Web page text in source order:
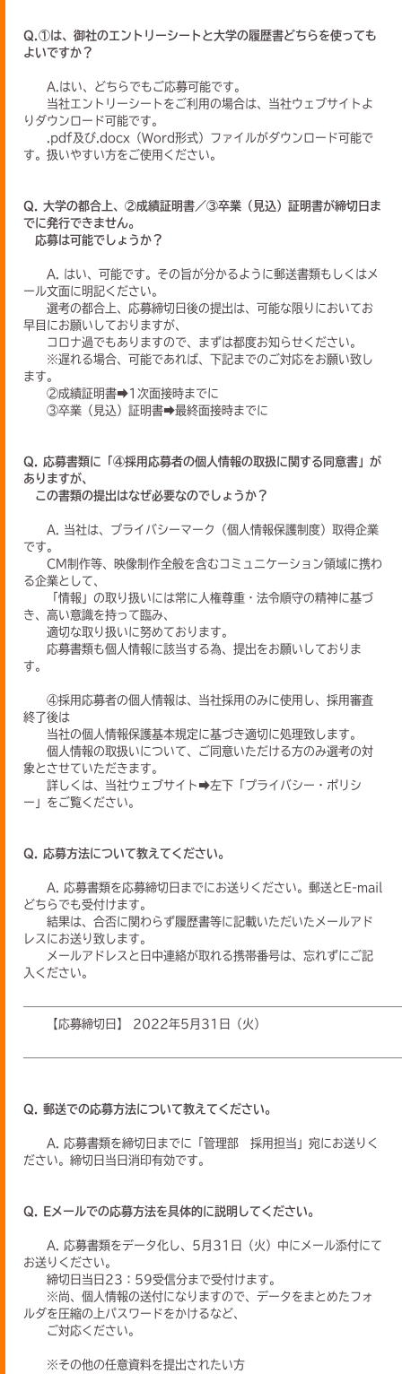
Q.①は、御社のエントリーシートと大学の履歴書どちらを使っても
よいですか？
A.はい、どちらでもご応募可能です。
当社エントリーシートをご利用の場合は、当社ウェブサイトよ
りダウンロード可能です。
.pdf及び.docx（Word形式）ファイルがダウンロード可能で
す。扱いやすい方をご使用ください。
Q. 大学の都合上、②成績証明書／③卒業（見込）証明書が締切日ま
でに発行できません。
応募は可能でしょうか？
A. はい、可能です。その旨が分かるように郵送書類もしくはメ
ール文面に明記ください。
選考の都合上、応募締切日後の提出は、可能な限りにおいてお
早目にお願いしておりますが、
コロナ過でもありますので、まずは都度お知らせください。
※遅れる場合、可能であれば、下記までのご対応をお願い致し
ます。
②成績証明書➡1次面接時までに
③卒業（見込）証明書➡最終面接時までに
Q. 応募書類に「④採用応募者の個人情報の取扱に関する同意書」が
ありますが、
この書類の提出はなぜ必要なのでしょうか？
A. 当社は、プライバシーマーク（個人情報保護制度）取得企業
です。
CM制作等、映像制作全般を含むコミュニケーション領域に携わ
る企業として、
「情報」の取り扱いには常に人権尊重・法令順守の精神に基づ
き、高い意識を持って臨み、
適切な取り扱いに努めております。
応募書類も個人情報に該当する為、提出をお願いしておりま
す。
④採用応募者の個人情報は、当社採用のみに使用し、採用審査
終了後は
当社の個人情報保護基本規定に基づき適切に処理致します。
個人情報の取扱いについて、ご同意いただける方のみ選考の対
象とさせていただきます。
詳しくは、当社ウェブサイト➡左下「プライバシー・ポリシ
ー」をご覧ください。
Q. 応募方法について教えてください。
A. 応募書類を応募締切日までにお送りください。郵送とE-mail
どちらでも受付けます。
結果は、合否に関わらず履歴書等に記載いただいたメールアド
レスにお送り致します。
メールアドレスと日中連絡が取れる携帯番号は、忘れずにご記
入ください。
【応募締切日】 2022年5月31日（火）
Q. 郵送での応募方法について教えてください。
A. 応募書類を締切日までに「管理部 採用担当」宛にお送りく
ださい。締切日当日消印有効です。
Q. Eメールでの応募方法を具体的に説明してください。
A. 応募書類をデータ化し、5月31日（火）中にメール添付にて
お送りください。
締切日当日23：59受信分まで受付けます。
※尚、個人情報の送付になりますので、データをまとめたフォ
ルダを圧縮の上パスワードをかけるなど、
ご対応ください。
※その他の任意資料を提出されたい方